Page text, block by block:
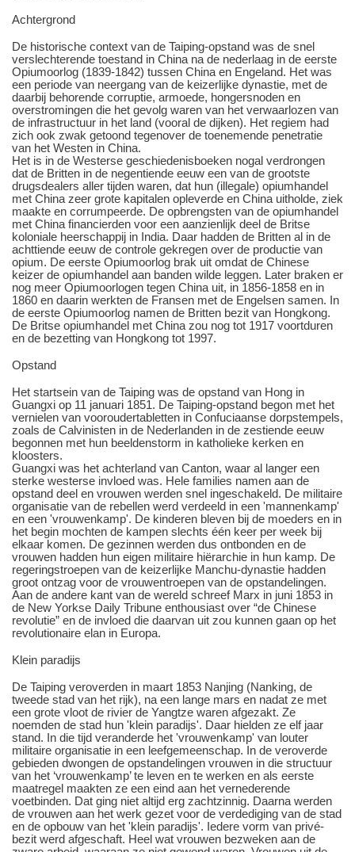
Achtergrond
De historische context van de Taiping-opstand was de snel
verslechterende toestand in China na de nederlaag in de eerste
Opiumoorlog (1839-1842) tussen China en Engeland. Het was
een periode van neergang van de keizerlijke dynastie, met de
daarbij behorende corruptie, armoede, hongersnoden en
overstromingen die het gevolg waren van het verwaarlozen van
de infrastructuur in het land (vooral de dijken). Het regiem had
zich ook zwak getoond tegenover de toenemende penetratie
van het Westen in China.
Het is in de Westerse geschiedenisboeken nogal verdrongen
dat de Britten in de negentiende eeuw een van de grootste
drugsdealers aller tijden waren, dat hun (illegale) opiumhandel
met China zeer grote kapitalen opleverde en China uitholde, ziek
maakte en corrumpeerde. De opbrengsten van de opiumhandel
met China financierden voor een aanzienlijk deel de Britse
koloniale heerschappij in India. Daar hadden de Britten al in de
achttiende eeuw de controle gekregen over de productie van
opium. De eerste Opiumoorlog brak uit omdat de Chinese
keizer de opiumhandel aan banden wilde leggen. Later braken er
nog meer Opiumoorlogen tegen China uit, in 1856-1858 en in
1860 en daarin werkten de Fransen met de Engelsen samen. In
de eerste Opiumoorlog namen de Britten bezit van Hongkong.
De Britse opiumhandel met China zou nog tot 1917 voortduren
en de bezetting van Hongkong tot 1997.
Opstand
Het startsein van de Taiping was de opstand van Hong in
Guangxi op 11 januari 1851. De Taiping-opstand begon met het
vernielen van vooroudertabletten in Confuciaanse dorpstempels,
zoals de Calvinisten in de Nederlanden in de zestiende eeuw
begonnen met hun beeldenstorm in katholieke kerken en
kloosters.
Guangxi was het achterland van Canton, waar al langer een
sterke westerse invloed was. Hele families namen aan de
opstand deel en vrouwen werden snel ingeschakeld. De militaire
organisatie van de rebellen werd verdeeld in een 'mannenkamp'
en een 'vrouwenkamp'. De kinderen bleven bij de moeders en in
het begin mochten de kampen slechts één keer per week bij
elkaar komen. De gezinnen werden dus ontbonden en de
vrouwen hadden hun eigen militaire hiërarchie in hun kamp. De
regeringstroepen van de keizerlijke Manchu-dynastie hadden
groot ontzag voor de vrouwentroepen van de opstandelingen.
Aan de andere kant van de wereld schreef Marx in juni 1853 in
de New Yorkse Daily Tribune enthousiast over “de Chinese
revolutie” en de invloed die daarvan uit zou kunnen gaan op het
revolutionaire elan in Europa.
Klein paradijs
De Taiping veroverden in maart 1853 Nanjing (Nanking, de
tweede stad van het rijk), na een lange mars en nadat ze met
een grote vloot de rivier de Yangtze waren afgezakt. Ze
noemden de stad hun 'klein paradijs'. Daar hielden ze elf jaar
stand. In die tijd veranderde het 'vrouwenkamp' van louter
militaire organisatie in een leefgemeenschap. In de veroverde
gebieden dwongen de opstandelingen vrouwen in die structuur
van het ‘vrouwenkamp’ te leven en te werken en als eerste
maatregel maakten ze een eind aan het vernederende
voetbinden. Dat ging niet altijd erg zachtzinnig. Daarna werden
de vrouwen aan het werk gezet voor de verdediging van de stad
en de opbouw van het 'klein paradijs'. Iedere vorm van privé-
bezit werd afgeschaft. Heel wat vrouwen bezweken aan de